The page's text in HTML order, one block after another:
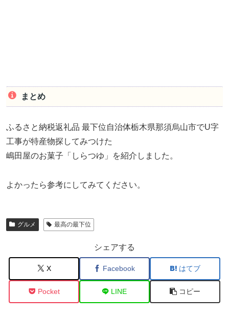
まとめ
ふるさと納税返礼品 最下位自治体栃木県那須烏山市でU字
工事が特産物探してみつけた
嶋田屋のお菓子「しらつゆ」を紹介しました。
よかったら参考にしてみてください。
グルメ 最高の最下位
シェアする
X Facebook はてブ
Pocket LINE コピー